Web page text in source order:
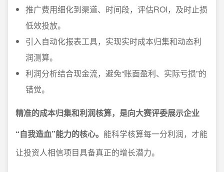
推广费用细化到渠道、时间段，评估ROI，及时止损
低效投放。
引入自动化报表工具，实现实时成本归集和动态利
润测算。
利润分析结合现金流，避免“账面盈利、实际亏损”的
错觉。
精准的成本归集和利润核算，是向大赛评委展示企业
“自我造血”能力的核心。 能科学核算每一分利润，才能
让投资人相信项目具备真正的增长潜力。